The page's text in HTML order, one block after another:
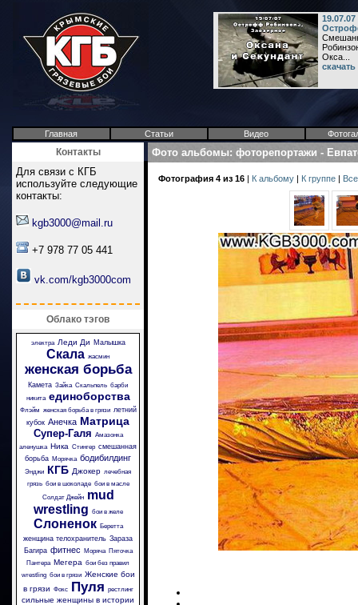
Окса...
Главная Статьи Видео
Контакты
Для связи с КГБ
используйте следующие
контакты:
kgb3000@mail.ru
+7 978 77 05 441
vk.com/kgb3000com
Облако тэгов
электра Леди Ди Малышка
Скала жасмин
женская борьба
Камета Зайка Скальпель барби
никита единоборства
Флэйм женская борьба в грязи летний
кубок Анечка Матрица
Супер-Галя Амазонка
аленушка Ника Стингер смешанная
борьба Морячка бодибилдинг
Энджи КГБ Джокер лечебная
грязь бои в шоколаде бои в масле
Солдат Джейн
mud
wrestling бои в желе
Слоненок Беретта
женщина телохранитель Зараза
Багира фитнес Моряча
Пяточка
Пантера Мегера бои без правил
wrestling бои в грязи Женские бои
в грязи Фокс Пуля рестлинг
сильные женщины в истории
Фото альбомы: фоторепортажи -
Фотография 4 из 16 | К альбому | К группе |